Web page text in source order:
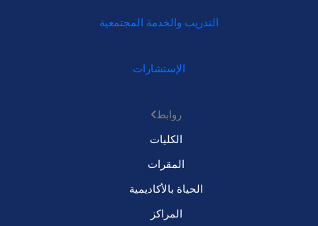
التدريب والخدمة المجتمعية
الإستشارات
روابط
الكليات
المقرات
الحياة بالأكاديمية
المراكز